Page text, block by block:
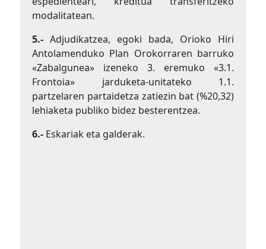
modalitatean.
5.- Adjudikatzea, egoki bada, Orioko Hiri
Antolamenduko Plan Orokorraren barruko
«Zabalgunea» izeneko 3. eremuko «3.1.
Frontoia» jarduketa-unitateko 1.1.
partzelaren partaidetza zatiezin bat (%20,32)
lehiaketa publiko bidez besterentzea.
6.- Eskariak eta galderak.